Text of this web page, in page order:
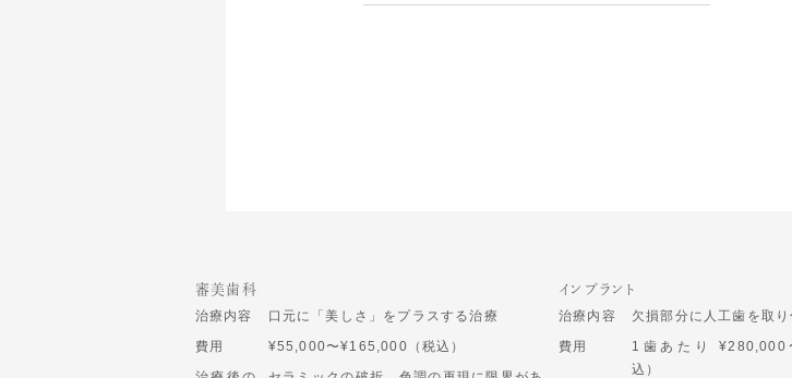
審美歯科
治療内容
口元に「美しさ」をプラスする治療
費用
¥55,000〜¥165,000（税込）
インプラント
治療内容
欠損部分に人工歯を取
費用
1歯あたり ¥280,000
込）